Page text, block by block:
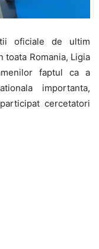
oficiale de ultim
Romania, Ligia
faptul ca a
importanta,
cercetatori